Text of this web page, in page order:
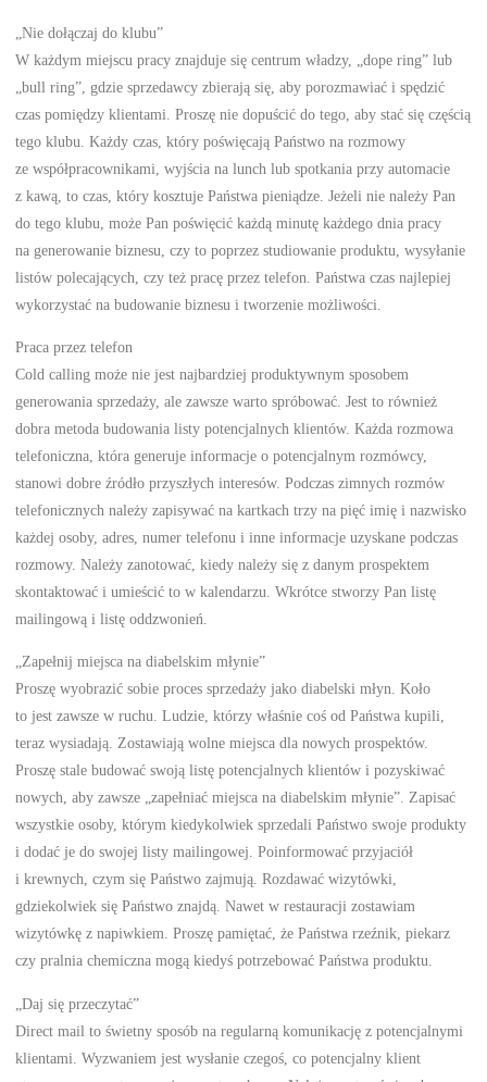
„Nie dołączaj do klubu”
W każdym miejscu pracy znajduje się centrum władzy, „dope ring” lub
„bull ring”, gdzie sprzedawcy zbierają się, aby porozmawiać i spędzić
czas pomiędzy klientami. Proszę nie dopuścić do tego, aby stać się częścią
tego klubu. Każdy czas, który poświęcają Państwo na rozmowy
ze współpracownikami, wyjścia na lunch lub spotkania przy automacie
z kawą, to czas, który kosztuje Państwa pieniądze. Jeżeli nie należy Pan
do tego klubu, może Pan poświęcić każdą minutę każdego dnia pracy
na generowanie biznesu, czy to poprzez studiowanie produktu, wysyłanie
listów polecających, czy też pracę przez telefon. Państwa czas najlepiej
wykorzystać na budowanie biznesu i tworzenie możliwości.
Praca przez telefon
Cold calling może nie jest najbardziej produktywnym sposobem
generowania sprzedaży, ale zawsze warto spróbować. Jest to również
dobra metoda budowania listy potencjalnych klientów. Każda rozmowa
telefoniczna, która generuje informacje o potencjalnym rozmówcy,
stanowi dobre źródło przyszłych interesów. Podczas zimnych rozmów
telefonicznych należy zapisywać na kartkach trzy na pięć imię i nazwisko
każdej osoby, adres, numer telefonu i inne informacje uzyskane podczas
rozmowy. Należy zanotować, kiedy należy się z danym prospektem
skontaktować i umieścić to w kalendarzu. Wkrótce stworzy Pan listę
mailingową i listę oddzwonień.
„Zapełnij miejsca na diabelskim młynie”
Proszę wyobrazić sobie proces sprzedaży jako diabelski młyn. Koło
to jest zawsze w ruchu. Ludzie, którzy właśnie coś od Państwa kupili,
teraz wysiadają. Zostawiają wolne miejsca dla nowych prospektów.
Proszę stale budować swoją listę potencjalnych klientów i pozyskiwać
nowych, aby zawsze „zapełniać miejsca na diabelskim młynie”. Zapisać
wszystkie osoby, którym kiedykolwiek sprzedali Państwo swoje produkty
i dodać je do swojej listy mailingowej. Poinformować przyjaciół
i krewnych, czym się Państwo zajmują. Rozdawać wizytówki,
gdziekolwiek się Państwo znajdą. Nawet w restauracji zostawiam
wizytówkę z napiwkiem. Proszę pamiętać, że Państwa rzeźnik, piekarz
czy pralnia chemiczna mogą kiedyś potrzebować Państwa produktu.
„Daj się przeczytać”
Direct mail to świetny sposób na regularną komunikację z potencjalnymi
klientami. Wyzwaniem jest wysłanie czegoś, co potencjalny klient